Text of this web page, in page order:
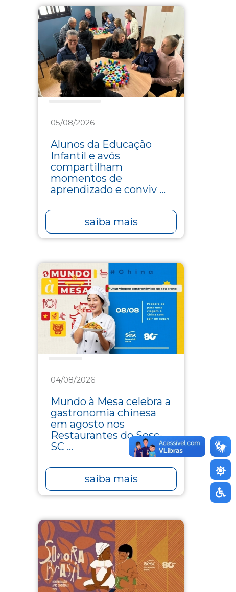
05/08/2026
Alunos da Educação
Infantil e avós
compartilham
momentos de
aprendizado e conviv ...
saiba mais
04/08/2026
Mundo à Mesa celebra a
gastronomia chinesa
em agosto nos
Restaurantes do Sesc-
SC ...
saiba mais